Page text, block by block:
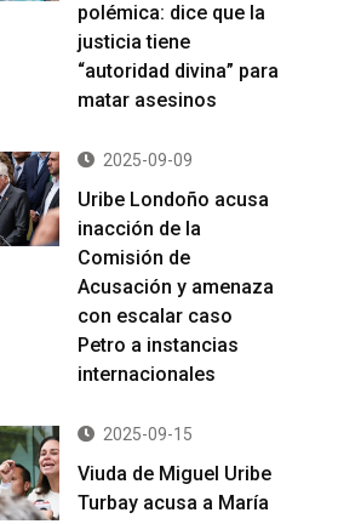
polémica: dice que la
justicia tiene
“autoridad divina” para
matar asesinos
2025-09-09
Uribe Londoño acusa
inacción de la
Comisión de
Acusación y amenaza
con escalar caso
Petro a instancias
internacionales
2025-09-15
Viuda de Miguel Uribe
Turbay acusa a María